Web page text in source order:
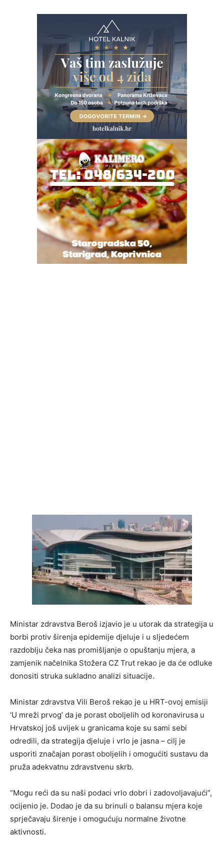
Ministar zdravstva Beroš izjavio je u utorak da strategija u
borbi protiv širenja epidemije djeluje i u sljedećem
razdoblju čeka nas promišljanje o opuštanju mjera, a
zamjenik načelnika Stožera CZ Trut rekao je da će odluke
donositi struka sukladno analizi situacije.
Ministar zdravstva Vili Beroš rekao je u HRT-ovoj emisiji
‘U mreži prvog’ da je porast oboljelih od koronavirusa u
Hrvatskoj još uvijek u granicama koje su sami sebi
odredili, da strategija djeluje i vrlo je jasna – cilj je
usporiti značajan porast oboljelih i omogućiti sustavu da
pruža adekvatnu zdravstvenu skrb.
“Mogu reći da su naši podaci vrlo dobri i zadovoljavajući”,
ocijenio je. Dodao je da su brinuli o balansu mjera koje
sprječavaju širenje i omogućuju normalne životne
aktivnosti.